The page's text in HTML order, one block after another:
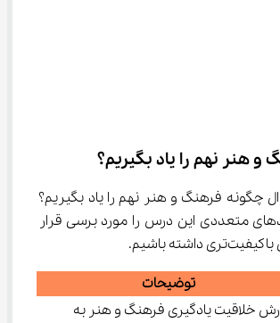
هنر نهم را یاد بگیریم؟
چگونه فرهنگ و هنر نهم را یاد بگیریم؟
متعددی این درس را مورد برسی قرار
داشته باشیم.
توضیحات
خلاقیت یادگیری فرهنگ و هنر به